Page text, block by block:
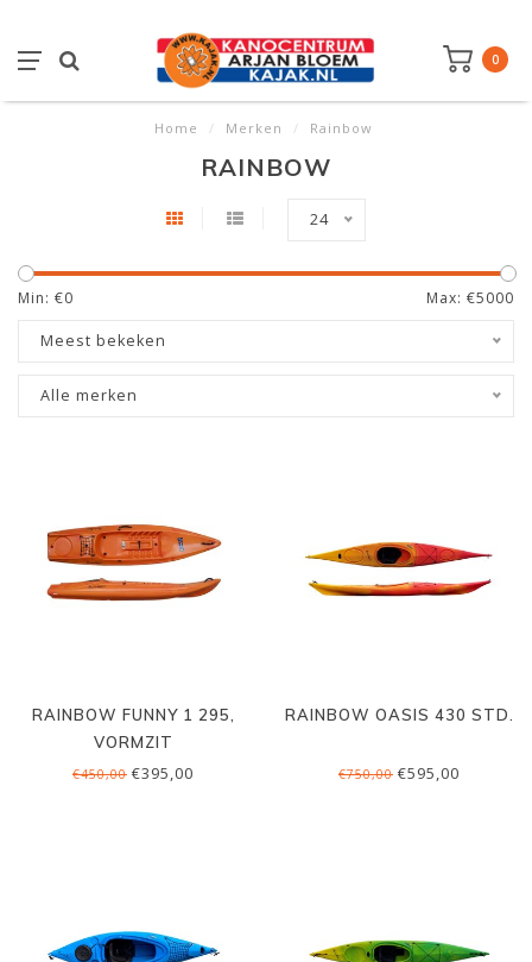
0
Home / Merken / Rainbow
RAINBOW
24
Min: €0 Max: €5000
Meest bekeken
Alle merken
RAINBOW FUNNY 1 295,
VORMZIT
€450,00 €395,00
RAINBOW OASIS 430 STD.
€750,00 €595,00